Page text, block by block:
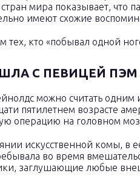
мира показывает, что
имеют схожие
тех, кто «побывал одной
С ПЕВИЦЕЙ
можно считать одним
пятилетнем возрасте
операцию на головном
искусственной комы, в
во время
заглушающие любые